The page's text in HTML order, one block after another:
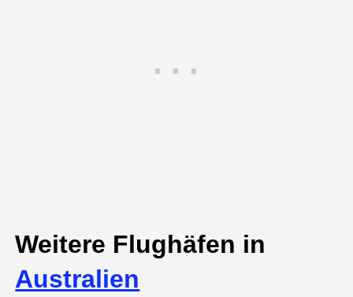
Weitere Flughäfen in
Australien